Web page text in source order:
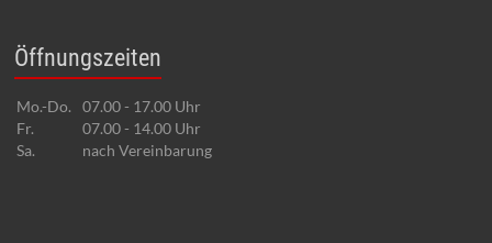
Öffnungszeiten
Mo.-Do.
07.00 - 17.00 Uhr
Fr.
07.00 - 14.00 Uhr
Sa.
nach Vereinbarung